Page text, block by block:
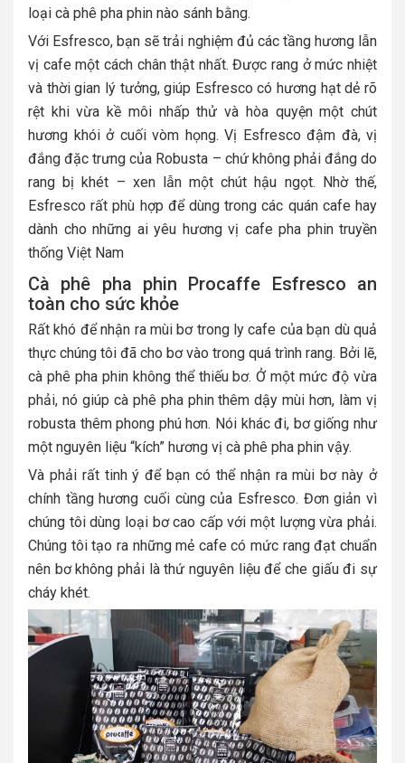
loại cà phê pha phin nào sánh bằng.
Với Esfresco, bạn sẽ trải nghiệm đủ các tầng hương lẫn
vị cafe một cách chân thật nhất. Được rang ở mức nhiệt
và thời gian lý tưởng, giúp Esfresco có hương hạt dẻ rõ
rệt khi vừa kề môi nhấp thử và hòa quyện một chút
hương khói ở cuối vòm họng. Vị Esfresco đậm đà, vị
đắng đặc trưng của Robusta – chứ không phải đắng do
rang bị khét – xen lẫn một chút hậu ngọt. Nhờ thế,
Esfresco rất phù hợp để dùng trong các quán cafe hay
dành cho những ai yêu hương vị cafe pha phin truyền
thống Việt Nam
Cà phê pha phin Procaffe Esfresco an
toàn cho sức khỏe
Rất khó để nhận ra mùi bơ trong ly cafe của bạn dù quả
thực chúng tôi đã cho bơ vào trong quá trình rang. Bởi lẽ,
cà phê pha phin không thể thiếu bơ. Ở một mức độ vừa
phải, nó giúp cà phê pha phin thêm dậy mùi hơn, làm vị
robusta thêm phong phú hơn. Nói khác đi, bơ giống như
một nguyên liệu “kích” hương vị cà phê pha phin vậy.
Và phải rất tinh ý để bạn có thể nhận ra mùi bơ này ở
chính tầng hương cuối cùng của Esfresco. Đơn giản vì
chúng tôi dùng loại bơ cao cấp với một lượng vừa phải.
Chúng tôi tạo ra những mẻ cafe có mức rang đạt chuẩn
nên bơ không phải là thứ nguyên liệu để che giấu đi sự
cháy khét.